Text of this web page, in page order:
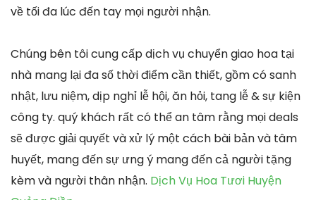
về tối đa lúc đến tay mọi người nhận.
Chúng bên tôi cung cấp dịch vụ chuyển giao hoa tại
nhà mang lại đa số thời điểm cần thiết, gồm có sanh
nhật, lưu niệm, dịp nghỉ lễ hội, ăn hỏi, tang lễ & sự kiện
công ty. quý khách rất có thể an tâm rằng mọi deals
sẽ được giải quyết và xử lý một cách bài bản và tâm
huyết, mang đến sự ưng ý mang đến cả người tặng
kèm và người thân nhận. Dịch Vụ Hoa Tươi Huyện